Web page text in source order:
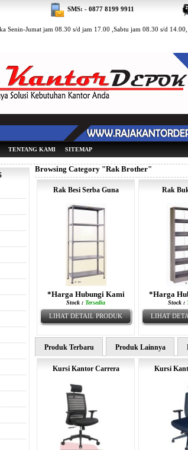
Senin-Jumat jam 08.30 s/d jam 17.00 ,Sabtu jam 08.30 s/d
TENTANG KAMI
SITEMAP
Browsing Category "Rak Brother"
Rak Besi Serba Guna
*Harga Hubungi Kami
Stock : Tersedia
LIHAT DETAIL PRODUK
Rak
*Harga
Stock :
LIHAT
Produk Terbaru Produk Lainnya
Kursi Kantor Carrera Kursi
SMS: - 0877 8199 9911